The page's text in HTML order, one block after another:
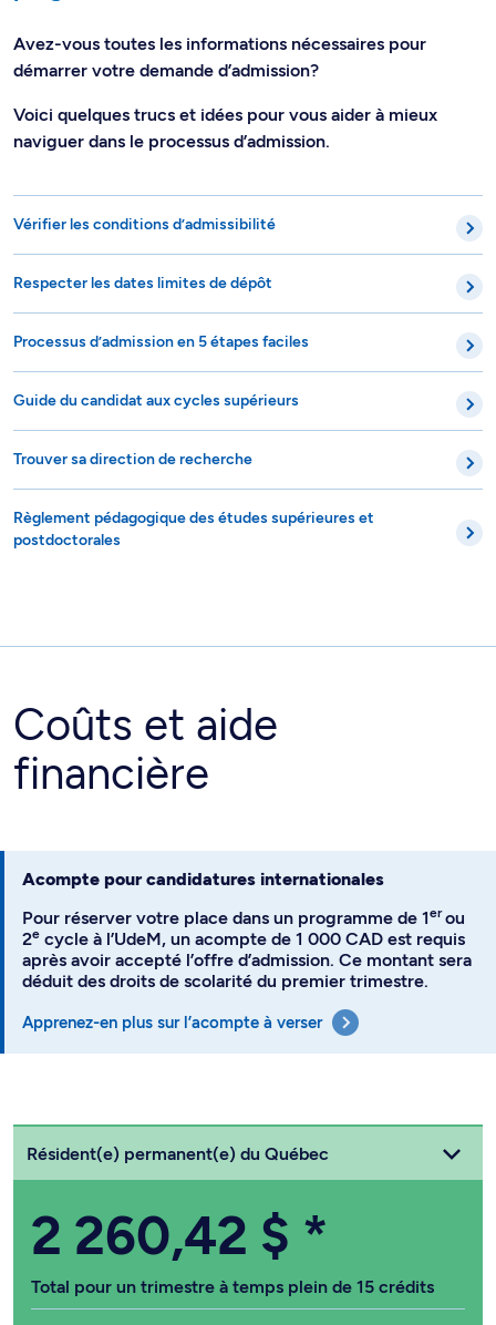
Avez-vous toutes les informations nécessaires pour
démarrer votre demande d’admission?
Voici quelques trucs et idées pour vous aider à mieux
naviguer dans le processus d’admission.
Vérifier les conditions d’admissibilité
Respecter les dates limites de dépôt
Processus d’admission en 5 étapes faciles
Guide du candidat aux cycles supérieurs
Trouver sa direction de recherche
Règlement pédagogique des études supérieures et
postdoctorales
Coûts et aide
financière
Acompte pour candidatures internationales
Pour réserver votre place dans un programme de 1erou
2e cycle à l’UdeM, un acompte de 1 000 CAD est requis
après avoir accepté l’offre d’admission. Ce montant sera
déduit des droits de scolarité du premier trimestre.
Apprenez-en plus sur l’acompte à verser
Choisissez votre statut
Résident(e) permanent(e) du Québec
2 260,42 $ *
Total pour un trimestre à temps plein de 15 crédits